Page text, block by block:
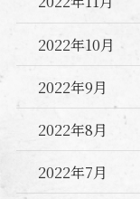
2022年10月
2022年9月
2022年8月
2022年7月